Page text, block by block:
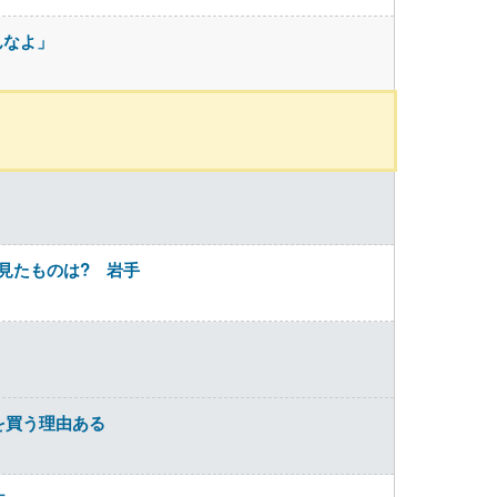
よ」
見たものは? 岩手
う理由ある